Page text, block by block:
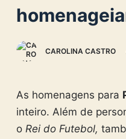
c
o
n
CAROLINA CASTRO
As homenagens para
inteiro. Além de
o Rei do Futebol,